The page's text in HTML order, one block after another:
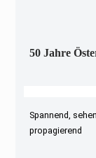
50 Jahre
Spannend,
propagierend